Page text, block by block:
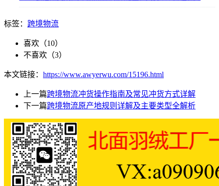
标签： 跨境物流
喜欢（10）
不喜欢（3）
本文链接： https://www.awyerwu.com/15196.html
上一篇跨境物流冲货操作指南及常见冲货方式详解
下一篇跨境物流原产地规则详解及主要类型全解析